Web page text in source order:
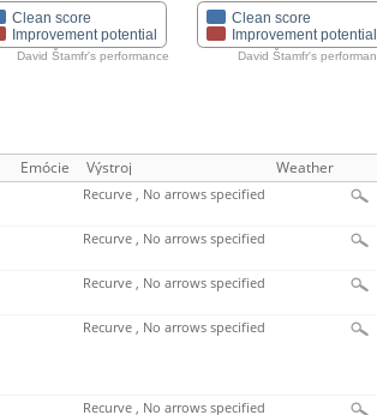
Clean score
Improvement potential
David Štamfr's performance
Clean score
Improvement potential
David Štamfr's
Emócie Výstroj Weather
Recurve , No arrows specified
Recurve , No arrows specified
Recurve , No arrows specified
Recurve , No arrows specified
Recurve , No arrows specified